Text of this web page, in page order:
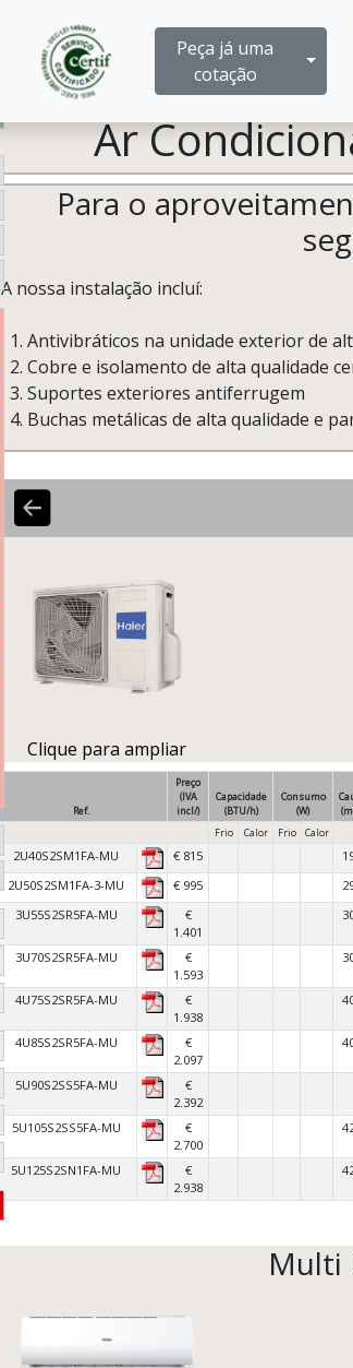
Peça já uma
cotação
Ar
Para o
A nossa instalação incluí:
Antivibráticos na unidade exterior de
Cobre e isolamento de alta qualidade
Suportes exteriores antiferrugem
Buchas metálicas de alta qualidade e
Clique para ampliar
Ref.
Preço
(IVA
incl/)
Capacidade
(BTU/h)
Consumo
(W)
(m
Frio
Calor Frio Calor
2U40S2SM1FA-MU € 815
2U50S2SM1FA-3-MU
€ 995
3U55S2SR5FA-MU
€
1.401
3U70S2SR5FA-MU
€
1.593
4U75S2SR5FA-MU
€
1.938
4U85S2SR5FA-MU
€
2.097
5U90S2SS5FA-MU
€
2.392
5U105S2SS5FA-MU
€
2.700
5U125S2SN1FA-MU
€
2.938
Multi